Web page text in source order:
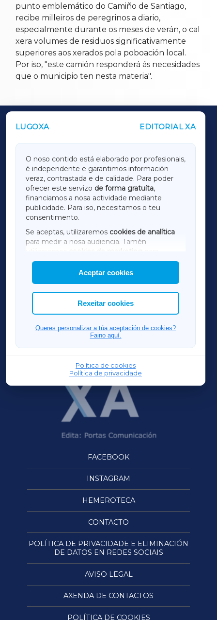
punto emblemático do Camiño de Santiago,
recibe milleiros de peregrinos a diario,
especialmente durante os meses de verán, o cal
xera volumes de residuos significativamente
superiores aos xerados pola poboación local.
Por iso, "este camión responderá ás necesidades
que o municipio ten nesta materia".
LUGOXA EDITORIAL XA
O noso contido está elaborado por profesionais,
é independente e garantimos información
veraz, contrastada e de calidade. Para poder
ofrecer este servizo de forma gratuíta,
financiamos a nosa actividade mediante
publicidade. Para iso, necesitamos o teu
consentimento.
Se aceptas, utilizaremos cookies de analítica
para medir a nosa audiencia. Tamén
utilizaremos
cookies de marketing
mostrar publicidade de terceiros.
Así mesmo, podes personalizar a elección das
cookies que desexas permitir.
Aceptar cookies
Rexeitar cookies
Queres personalizar a túa aceptación de cookies?
Faino aquí.
Política de cookies
Política de privacidade
OUTROS PERIÓDICOS
LUGOXA
TERRACHAXA
AMARIÑAXA
RIBEIRASACRAXA
ACORUÑAXA
FERROLXA
OURENSEXA
FACEBOOK
INSTAGRAM
HEMEROTECA
CONTACTO
POLÍTICA DE PRIVACIDADE E ELIMINACIÓN
DE DATOS EN REDES SOCIAIS
AVISO LEGAL
AXENDA DE CONTACTOS
POLÍTICA DE COOKIES